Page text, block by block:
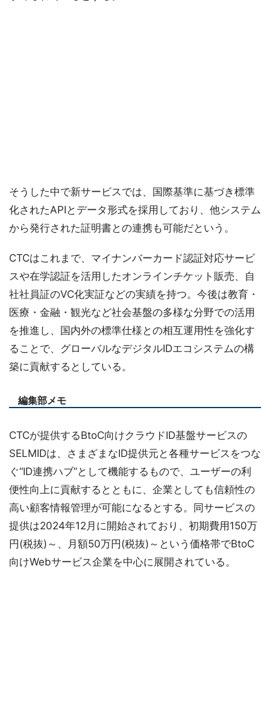
そうした中で新サービスでは、国際基準に基づき標準
化されたAPIとデータ形式を採用しており、他システム
から発行された証明書との連携も可能だという。
CTCはこれまで、マイナンバーカード認証対応サービ
スや在学認証を活用したオンラインチケット販売、自
社社員証のVC化実証などの実績を持つ。今後は教育・
医療・金融・観光など社会基盤の多様な分野での活用
を推進し、国内外の標準仕様との相互運用性を強化す
ることで、グローバルなデジタルIDエコシステムの構
築に貢献するとしている。
編集部メモ
CTCが提供するBtoC向けクラウドID基盤サービスの
SELMIDは、さまざまなID提供元と各種サービスをつな
ぐ“ID連携ハブ”として機能するもので、ユーザーの利
便性向上に貢献するとともに、企業としても信頼性の
高い顧客情報管理が可能になるとする。同サービスの
提供は2024年12月に開始されており、初期費用150万
円(税抜)～、月額50万円(税抜)～という価格帯でBtoC
向けWebサービス企業を中心に展開されている。